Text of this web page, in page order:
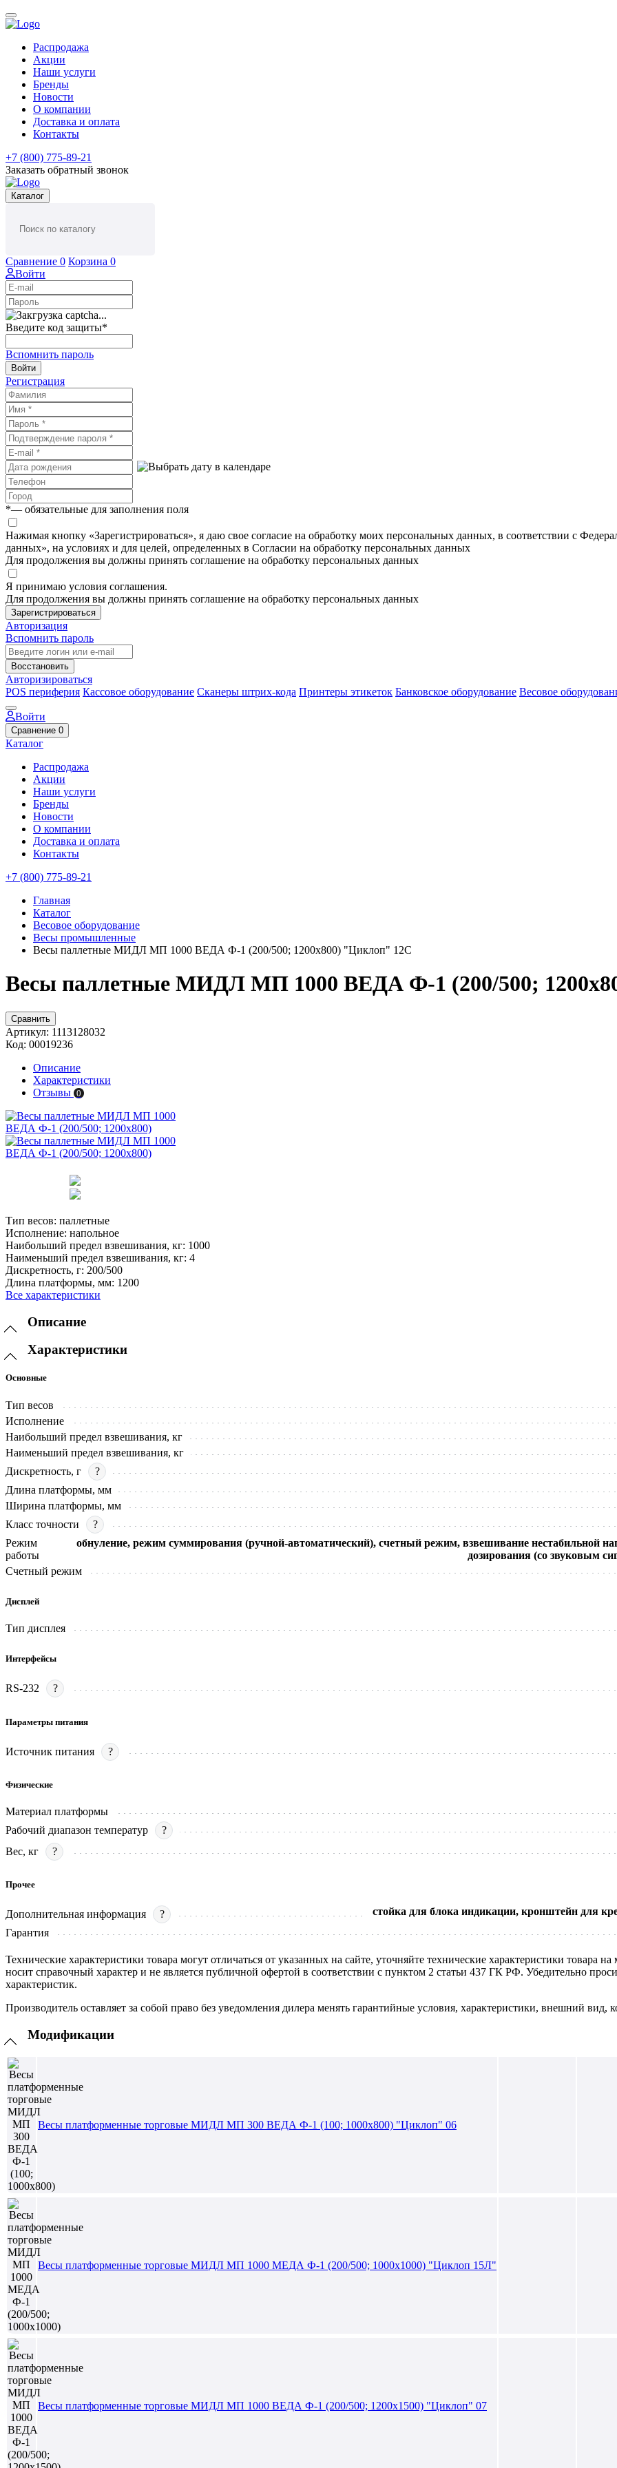
Распродажа
Акции
Наши услуги
Бренды
Новости
О компании
Доставка и оплата
Контакты
+7 (800) 775-89-21
Заказать обратный звонок
Каталог
Сравнение 0 Корзина 0
Войти
Введите код защиты*
Вспомнить пароль
Войти
Регистрация
*— обязательные для заполнения поля
Нажимая кнопку «Зарегистрироваться», я даю свое согласие на обработку моих персональных данных, в соответствии с
данных», на условиях и для целей, определенных в Согласии на обработку персональных данных
Для продолжения вы должны принять соглашение на обработку персональных данных
Я принимаю условия соглашения.
Для продолжения вы должны принять соглашение на обработку персональных данных
Зарегистрироваться
Авторизация
Вспомнить пароль
Восстановить
Авторизироваться
POS периферия Кассовое оборудование Сканеры штрих-кода Принтеры этикеток Банковское оборудование Весовое
Войти
Сравнение 0
Каталог
Распродажа
Акции
Наши услуги
Бренды
Новости
О компании
Доставка и оплата
Контакты
+7 (800) 775-89-21
Главная
Каталог
Весовое оборудование
Весы промышленные
Весы паллетные МИДЛ МП 1000 ВЕДА Ф-1 (200/500; 1200х800) "Циклоп" 12С
Весы паллетные МИДЛ МП 1000 ВЕДА Ф-1 (200/500;
Сравнить
Артикул: 1113128032
Код: 00019236
Описание
Характеристики
Отзывы 0
Тип весов: паллетные
Исполнение: напольное
Наибольший предел взвешивания, кг: 1000
Наименьший предел взвешивания, кг: 4
Дискретность, г: 200/500
Длина платформы, мм: 1200
Все характеристики
Описание
Характеристики
Основные
Тип весов
Исполнение
Наибольший предел взвешивания, кг
Наименьший предел взвешивания, кг
Дискретность, г
?
Длина платформы, мм
Ширина платформы, мм
Класс точности
?
Режим
работы
обнуление, режим суммирования (ручной-автоматический), счетный режим, взвешивание нестабильной
дозирования (со звуковым
Счетный режим
Дисплей
Тип дисплея
Интерфейсы
RS-232 ?
Параметры питания
Источник питания ?
Физические
Материал платформы
Рабочий диапазон температур
?
Вес, кг
?
Прочее
Дополнительная информация ?
стойка для блока индикации, кронштейн для
Гарантия
Технические характеристики товара могут отличаться от указанных на сайте, уточняйте технические характеристики
носит справочный характер и не является публичной офертой в соответствии с пунктом 2 статьи 437 ГК РФ. Убедительно
характеристик.
Производитель оставляет за собой право без уведомления дилера менять гарантийные условия, характеристики, внешний вид,
Модификации
Весы платформенные торговые МИДЛ МП 300 ВЕДА Ф-1 (100; 1000х800) "Циклоп" 06
Весы платформенные торговые МИДЛ МП 1000 МЕДА Ф-1 (200/500; 1000х1000) "Циклоп 15Л"
Весы платформенные торговые МИДЛ МП 1000 ВЕДА Ф-1 (200/500; 1200х1500) "Циклоп" 07